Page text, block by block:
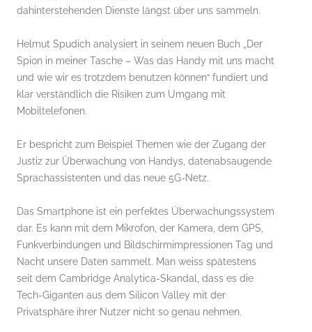
dahinterstehenden Dienste längst über uns sammeln.
Helmut Spudich analysiert in seinem neuen Buch „Der
Spion in meiner Tasche – Was das Handy mit uns macht
und wie wir es trotzdem benutzen können“ fundiert und
klar verständlich die Risiken zum Umgang mit
Mobiltelefonen.
Er bespricht zum Beispiel Themen wie der Zugang der
Justiz zur Überwachung von Handys, datenabsaugende
Sprachassistenten und das neue 5G-Netz.
Das Smartphone ist ein perfektes Überwachungssystem
dar. Es kann mit dem Mikrofon, der Kamera, dem GPS,
Funkverbindungen und Bildschirmimpressionen Tag und
Nacht unsere Daten sammelt. Man weiss spätestens
seit dem Cambridge Analytica-Skandal, dass es die
Tech-Giganten aus dem Silicon Valley mit der
Privatsphäre ihrer Nutzer nicht so genau nehmen.